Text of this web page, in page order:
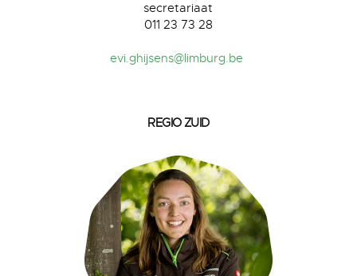
secretariaat
011 23 73 28
evi.ghijsens@limburg.be
REGIO ZUID